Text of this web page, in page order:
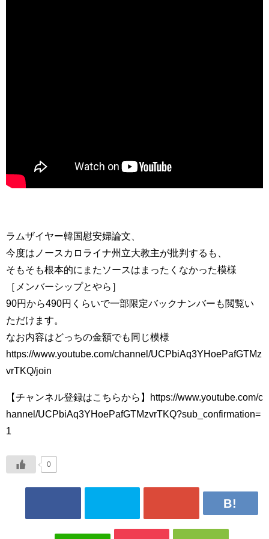
ラムザイヤー韓国慰安婦論文、
今度はノースカロライナ州立大教主が批判するも、
そもそも根本的にまたソースはまったくなかった模様
［メンバーシップとやら］
90円から490円くらいで一部限定バックナンバーも閲覧い
ただけます。
なお内容はどっちの金額でも同じ模様
https://www.youtube.com/channel/UCPbiAq3YHoePafGTMz
vrTKQ/join
【チャンネル登録はこちらから】https://www.youtube.com/c
hannel/UCPbiAq3YHoePafGTMzvrTKQ?sub_confirmation=
1
0